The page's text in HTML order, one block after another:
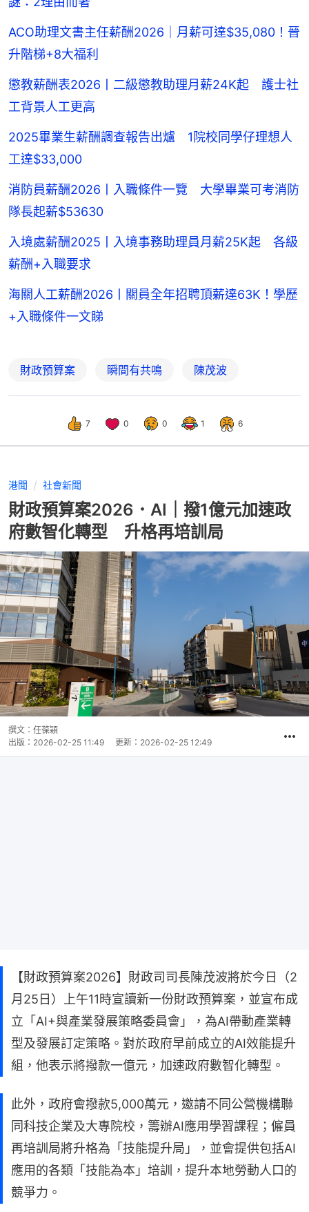
ACO助理文書主任薪酬2026｜月薪可達$35,080！晉
升階梯+8大福利
懲教薪酬表2026丨二級懲教助理月薪24K起 護士社
工背景人工更高
2025畢業生薪酬調查報告出爐 1院校同學仔理想人
工達$33,000
消防員薪酬2026丨入職條件一覽 大學畢業可考消防
隊長起薪$53630
入境處薪酬2025丨入境事務助理員月薪25K起 各級
薪酬+入職要求
海關人工薪酬2026丨關員全年招聘頂薪達63K！學歷
+入職條件一文睇
財政預算案 瞬間有共鳴 陳茂波
7 0 0 1 6
港聞 社會新聞
財政預算案2026．AI｜撥1億元加速政
府數智化轉型 升格再培訓局
撰文： 任葆穎
出版： 2026-02-25 11:49 更新： 2026-02-25 12:49
【財政預算案2026】財政司司長陳茂波將於今日（2
月25日）上午11時宣讀新一份財政預算案，並宣布成
立「AI+與產業發展策略委員會」，為AI帶動產業轉
型及發展訂定策略。對於政府早前成立的AI效能提升
組，他表示將撥款一億元，加速政府數智化轉型。
此外，政府會撥款5,000萬元，邀請不同公營機構聯
同科技企業及大專院校，籌辦AI應用學習課程；僱員
再培訓局將升格為「技能提升局」，並會提供包括AI
應用的各類「技能為本」培訓，提升本地勞動人口的
競爭力。